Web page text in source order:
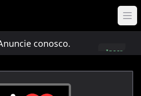
conosco. Vagas de
Inscreva-